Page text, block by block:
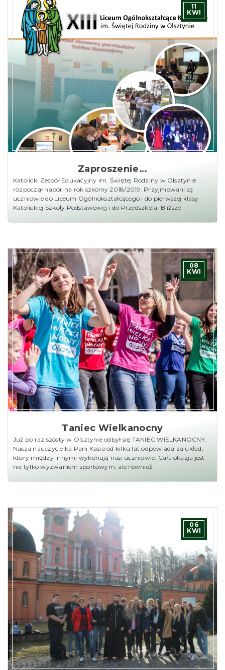
11
KWI
Zaproszenie…
Katolicki Zespół Edukacyjny im. Świętej Rodziny w Olsztynie
rozpoczął nabór na rok szkolny 2018/2019. Przyjmowani są
uczniowie do Liceum Ogólnokształcącego i do pierwszej klasy
Katolickiej Szkoły Podstawowej i do Przedszkola. Bliższe
08
KWI
Taniec Wielkanocny
Już po raz szósty w Olsztynie odbył się TANIEC WIELKANOCNY.
Nasza nauczycielka Pani Kasia od kilku lat odpowiada za układ,
który między innymi wykonują nasi uczniowie. Cała okazja jest
nie tylko wyzwaniem sportowym, ale również
06
KWI